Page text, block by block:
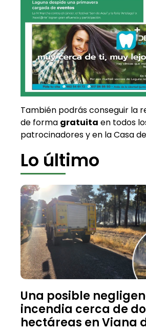
También podrás conseguir la
de forma gratuita en todos
patrocinadores y en la Casa
Lo último
Una posible
incendia cerca de
hectáreas en Viana